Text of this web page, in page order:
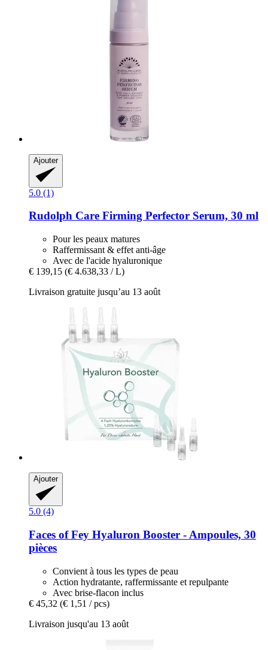
Ajouter
5.0 (1)
Rudolph Care Firming Perfector Serum, 30 ml
Pour les peaux matures
Raffermissant & effet anti-âge
Avec de l'acide hyaluronique
€ 139,15 (€ 4.638,33 / L)
Livraison gratuite jusqu’au 13 août
Ajouter
5.0 (4)
Faces of Fey Hyaluron Booster -​ Ampoules, 30
pièces
Convient à tous les types de peau
Action hydratante, raffermissante et repulpante
Avec brise-flacon inclus
€ 45,32 (€ 1,51 / pcs)
Livraison jusqu'au 13 août